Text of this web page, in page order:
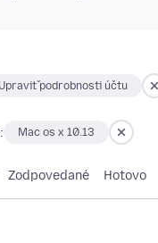
Upraviť podrobnosti účtu
Mac os x 10.13
Zodpovedané Hotovo